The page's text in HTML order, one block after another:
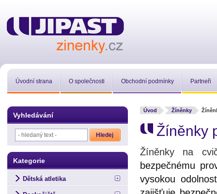
Úvodní strana O společnosti Obchodní podmínky Partneři
Úvod Žíněnky
Žíněnky
Žíněnky na
bezpečnému
vysokou
Vyhledávání
Kategorie
Dětská atletika